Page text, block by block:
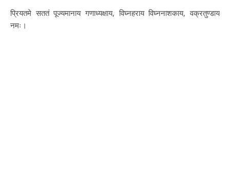
प्रियतमे सततं पूज्यमानाय गणाध्यक्षाय, विघ्नहराय विघ्ननाशकाय, वक्रतुण्डाय
नमः।